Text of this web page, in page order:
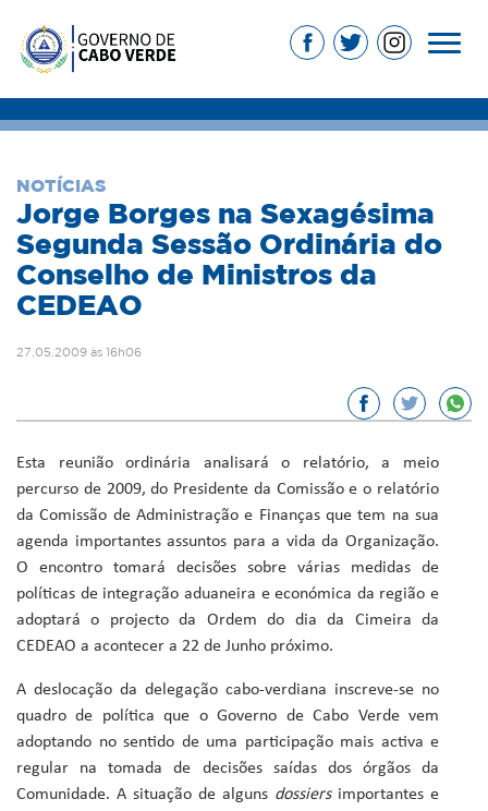
NOTÍCIAS
Jorge Borges na Sexagésima
Segunda Sessão Ordinária do
Conselho de Ministros da
CEDEAO
27.05.2009 às 16h06
Esta reunião ordinária analisará o relatório, a meio
percurso de 2009, do Presidente da Comissão e o relatório
da Comissão de Administração e Finanças que tem na sua
agenda importantes assuntos para a vida da Organização.
O encontro tomará decisões sobre várias medidas de
políticas de integração aduaneira e económica da região e
adoptará o projecto da Ordem do dia da Cimeira da
CEDEAO a acontecer a 22 de Junho próximo.
A deslocação da delegação cabo-verdiana inscreve-se no
quadro de política que o Governo de Cabo Verde vem
adoptando no sentido de uma participação mais activa e
regular na tomada de decisões saídas dos órgãos da
Comunidade. A situação de alguns dossiersimportantes e